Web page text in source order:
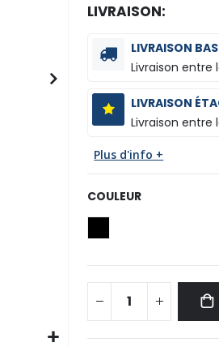
LIVRAISON:
LIVRAISON
Livraison entre
LIVRAISON
Livraison entre
Plus d'info +
COULEUR